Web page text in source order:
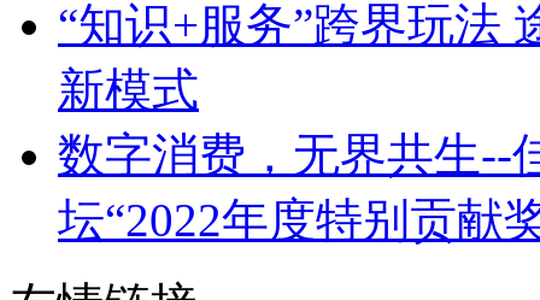
“知识+服务”跨界玩法
新模式
数字消费，无界共生--
坛“2022年度特别贡献